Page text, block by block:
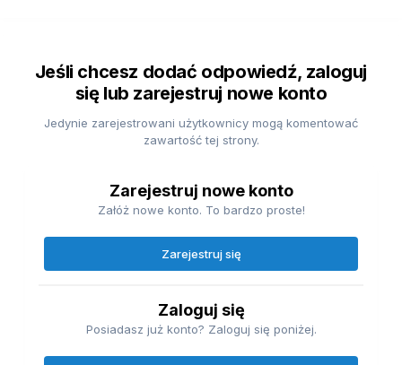
Jeśli chcesz dodać odpowiedź, zaloguj
się lub zarejestruj nowe konto
Jedynie zarejestrowani użytkownicy mogą komentować
zawartość tej strony.
Zarejestruj nowe konto
Załóż nowe konto. To bardzo proste!
Zarejestruj się
Zaloguj się
Posiadasz już konto? Zaloguj się poniżej.